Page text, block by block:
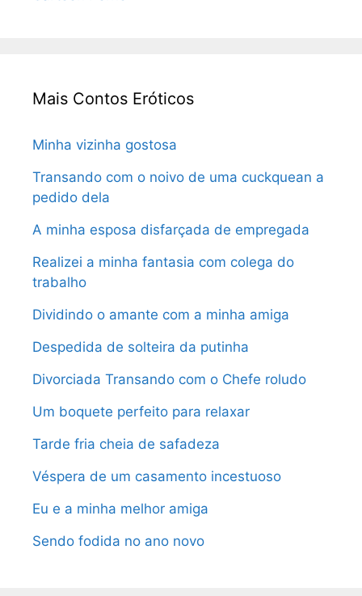
Mais Contos Eróticos
Minha vizinha gostosa
Transando com o noivo de uma cuckquean a
pedido dela
A minha esposa disfarçada de empregada
Realizei a minha fantasia com colega do
trabalho
Dividindo o amante com a minha amiga
Despedida de solteira da putinha
Divorciada Transando com o Chefe roludo
Um boquete perfeito para relaxar
Tarde fria cheia de safadeza
Véspera de um casamento incestuoso
Eu e a minha melhor amiga
Sendo fodida no ano novo